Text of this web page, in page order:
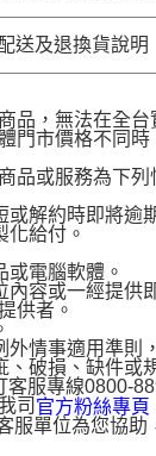
送及退換貨說明
品，無法在全
門市價格不同時
品或服務為下
解約時即將逾
化給付。
電腦軟體。
內容或一經提供
供者。
情事適用準則
、破損、缺件或
客服專線0800-
司 官方粉絲專頁
服單位為您協助